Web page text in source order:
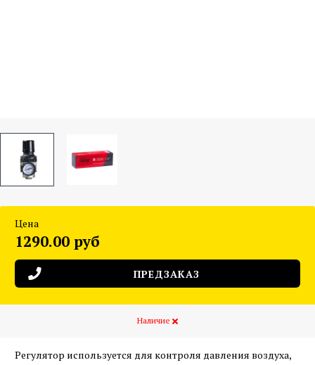
Цена
1290.00 руб
ПРЕДЗАКАЗ
Наличие
Регулятор используется для контроля давления воздуха,